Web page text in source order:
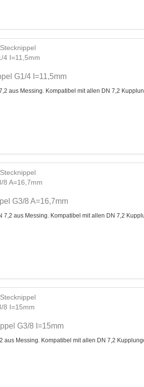
G1/4 I=11,5mm
aus Messing. Kompatibel mit allen DN 7,2
G3/8 A=16,7mm
aus Messing. Kompatibel mit allen DN 7,2
G3/8 I=15mm
Messing. Kompatibel mit allen DN 7,2